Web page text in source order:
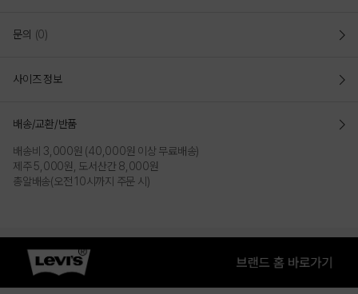
PRODUCT VIEW
문의 (0)
사이즈 정보
배송/교환/반품
배송비 3,000원 (40,000원 이상 무료배송)
제주 5,000원, 도서산간 8,000원
총알배송(오전 10시까지 주문 시)